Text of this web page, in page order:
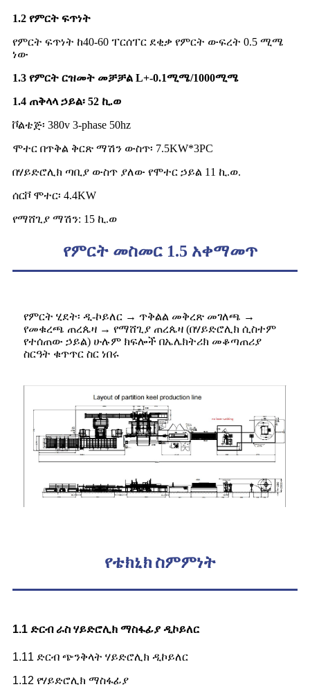
1.2 የምርት ፍጥነት
የምርት ፍጥነት ከ40-60 ፐርሰፐር ደቂቃ የምርት ውፍረት 0.5 ሚሜ
ነው
1.3 የምርት ርዝመት መቻቻል L+-0.1ሚሜ/1000ሚሜ
1.4 ጠቅላላ ኃይል፡ 52 ኪ.ወ
ቮልቴጅ፡ 380v 3-phase 50hz
ሞተር በጥቅል ቅርጽ ማሽን ውስጥ፡ 7.5KW*3PC
በሃይድሮሊክ ጣቢያ ውስጥ ያለው የሞተር ኃይል 11 ኪ.ወ.
ሰርቮ ሞተር፡ 4.4KW
የማሸጊያ ማሽን: 15 ኪ.ወ
የምርት መስመር 1.5 አቀማመጥ
የምርት ሂደት፡ ዲ-ኮይለር → ጥቅልል ​​​​መቅረጽ መገለጫ →
የመቁረጫ ጠረጴዛ → የማሸጊያ ጠረጴዛ (በሃይድሮሊክ ሲስተም
የተሰጠው ኃይል) ሁሉም ክፍሎች በኤሌክትሪክ መቆጣጠሪያ
ስርዓት ቁጥጥር ስር ነበሩ
የቴክኒክ ስምምነት
1.1 ድርብ ራስ ሃይድሮሊክ ማስፋፊያ ዲኮይለር
1.11 ድርብ ጭንቅላት ሃይድሮሊክ ዲኮይለር
1.12 የሃይድሮሊክ ማስፋፊያ